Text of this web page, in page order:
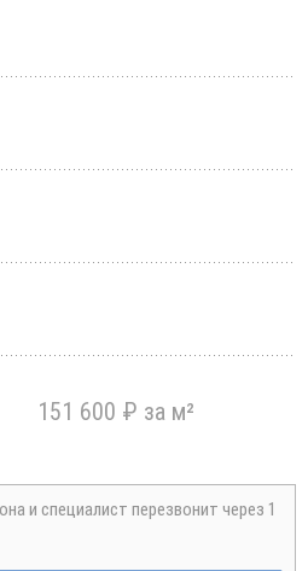
151 600 ₽ за м²
и специалист перезвонит через 1